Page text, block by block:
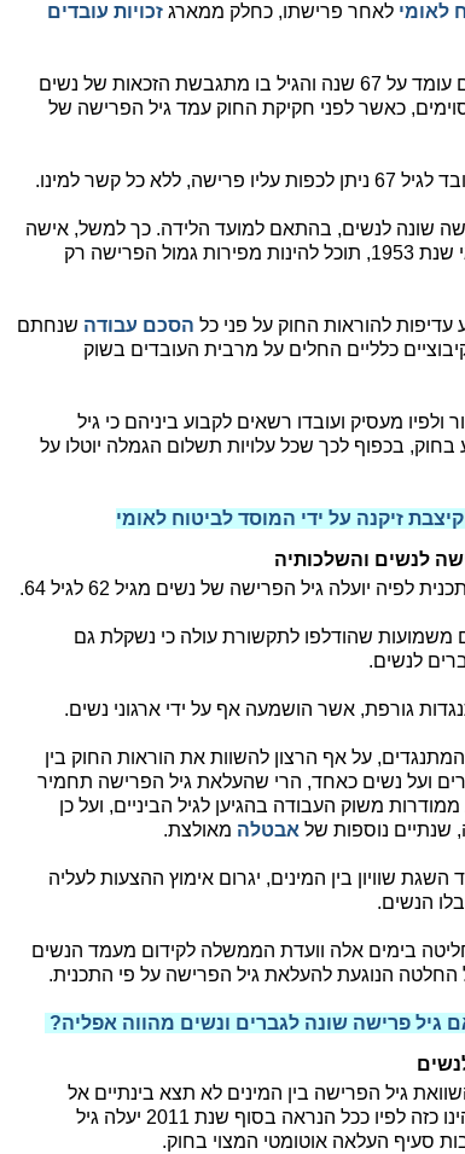
לאומי לאחר פרישתו, כחלק ממארג זכויות עובדים
סעיף 3 לחוק קובע כי גיל הפרישה לגברים עומד על 67 שנה והגיל בו מתגבשת הזכאות של נשים
לחריגים מסוימים, כאשר לפני חקיקת החוק עמד גיל הפרישה של
כל קשר למינו.
שונה לנשים, בהתאם למועד הלידה. כך למשל, אישה
שתאריך הלידה שלה חל לאחר חודש מאי שנת 1953, תוכל להינות מפירות גמול הפרישה רק
הסכם עבודה שנחתם
כלליים החלים על מרבית העובדים בשוק
ולפיו מעסיק ועובדו רשאים לקבוע ביניהם כי גיל
בכפוף לכך שכל עלויות תשלום הגמלה יוטלו על
זיקנה על ידי המוסד לביטוח לאומי
לנשים והשלכותיה
יועלה גיל הפרישה של נשים מגיל 62 לגיל 64.
משמועות שהודלפו לתקשורת עולה כי נשקלת גם
לנשים.
גורפת, אשר הושמעה אף על ידי ארגוני נשים.
על אף הרצון להשוות את הוראות החוק בין
ועל נשים כאחד, הרי שהעלאת גיל הפרישה תחמיר
משוק העבודה בהגיען לגיל הביניים, ועל כן
שנתיים נוספות של אבטלה מאולצת.
שוויון בין המינים, יגרום אימוץ ההצעות לעליה
הנשים.
בימים אלה וועדת הממשלה לקידום מעמד הנשים
החלטה הנוגעת להעלאת גיל הפרישה על פי התכנית.
גיל פרישה שונה לגברים ונשים מהווה אפליה?
גיל הפרישה בין המינים לא תצא בינתיים אל
הינו כזה לפיו ככל הנראה בסוף שנת 2011 יעלה גיל